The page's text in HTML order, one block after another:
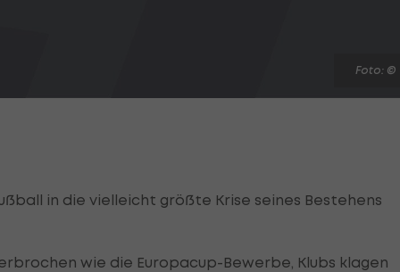
Foto: ©
in die vielleicht größte Krise seines Bestehens
wie die Europacup-Bewerbe, Klubs klagen